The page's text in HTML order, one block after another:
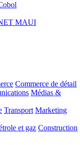
MAUI
Commerce de détail
Médias &
Transport Marketing
et gaz Construction